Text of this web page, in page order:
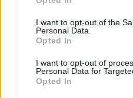
use your data for below
consent section.
I want to opt-out of the
Personal Data.
Opted In
I want to opt-out of
Personal Data for
Opted In
Aztán arról beszélgetünk,
pontosabban a
értelmiségiek mennyire
magyarul. A jelenség
Mari azt mondja: